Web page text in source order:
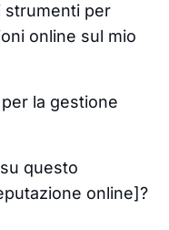
strumenti per
online sul mio
la gestione
questo
online]?